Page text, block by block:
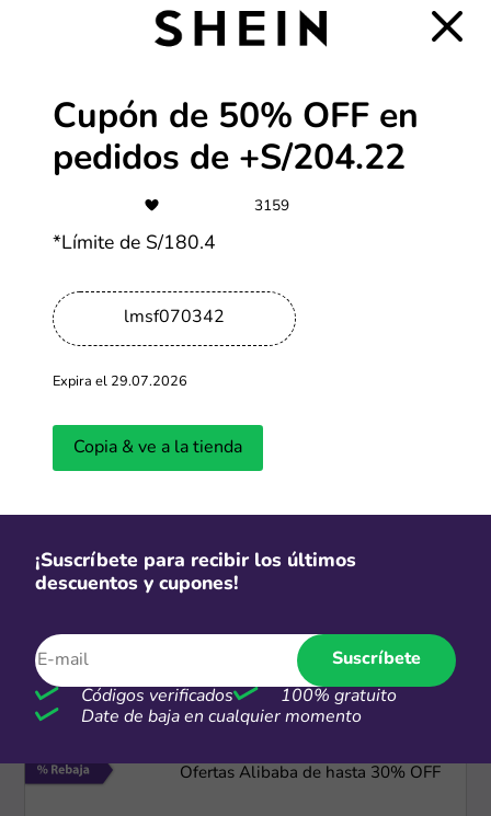
S/2
Más cupones de Alibaba
-70%
Ofertas SHEIN de hasta 70% OFF
Más cupones de SHEIN
-70%
-65%
Más cupones de iHerb
Ofertas Alibaba de hasta 30% OFF
Cupón de 50% OFF en
pedidos de +S/204.22
3159
*Límite de S/180.4
lmsf070342
Expira el 29.07.2026
Copia & ve a la tienda
¡Suscríbete para recibir los últimos
descuentos y cupones!
Suscríbete
Códigos verificados
100% gratuito
Date de baja en cualquier momento